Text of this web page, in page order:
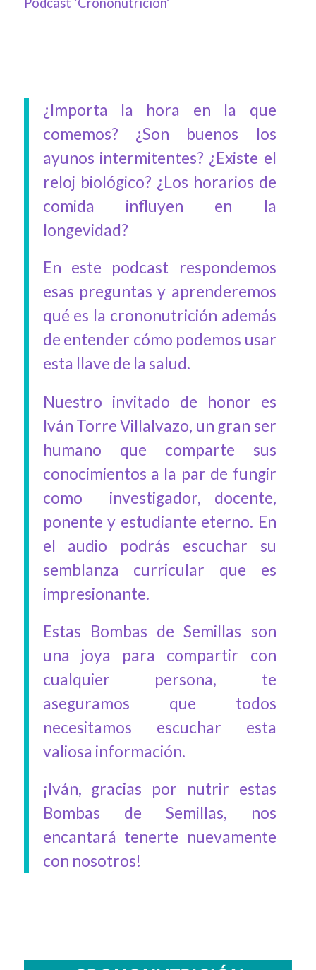
¿Importa la hora en la que
comemos? ¿Son buenos los
ayunos intermitentes? ¿Existe el
reloj biológico? ¿Los horarios de
comida influyen en la
longevidad?
En este podcast respondemos
esas preguntas y aprenderemos
qué es la crononutrición además
de entender cómo podemos usar
esta llave de la salud.
Nuestro invitado de honor es
Iván Torre Villalvazo, un gran ser
humano que comparte sus
conocimientos a la par de fungir
como investigador, docente,
ponente y estudiante eterno. En
el audio podrás escuchar su
semblanza curricular que es
impresionante.
Estas Bombas de Semillas son
una joya para compartir con
cualquier persona, te
aseguramos que todos
necesitamos escuchar esta
valiosa información.
¡Iván, gracias por nutrir estas
Bombas de Semillas, nos
encantará tenerte nuevamente
con nosotros!